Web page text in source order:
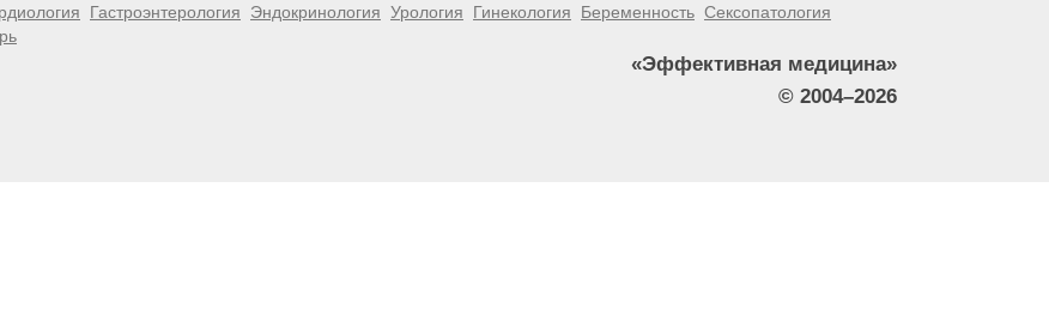
Гастроэнтерология Эндокринология Урология Гинекология Беременность Сексопатология
«Эффективная медицина»
© 2004–2026